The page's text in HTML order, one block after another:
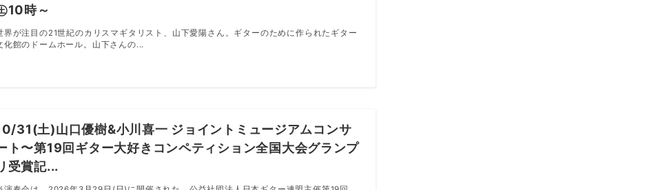
10時～
界が注目の21世紀のカリスマギタリスト、山下愛陽さん。ギターのために作られたギター
化館のドームホール。山下さんの...
31(土)山口優樹&小川喜一 ジョイントミュージアムコンサ
ト〜第19回ギター大好きコンペティション全国大会グランプ
受賞記...